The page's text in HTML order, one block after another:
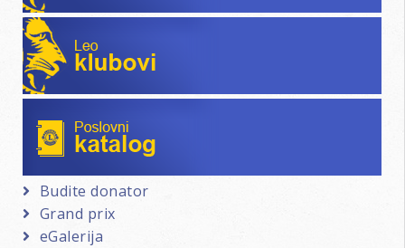
Leo klubovi
Budite donator
Grand prix
eGalerija